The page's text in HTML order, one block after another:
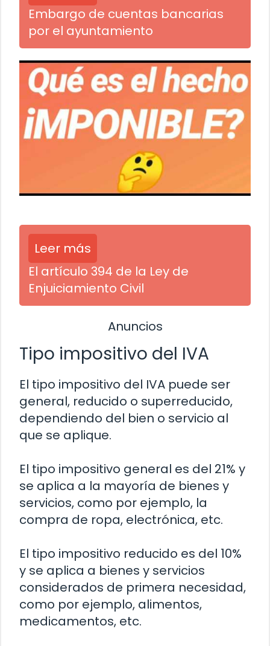
Embargo de cuentas bancarias
por el ayuntamiento
Leer más
El artículo 394 de la Ley de
Enjuiciamiento Civil
Anuncios
Tipo impositivo del IVA
El tipo impositivo del IVA puede ser
general, reducido o superreducido,
dependiendo del bien o servicio al
que se aplique.
El tipo impositivo general es del 21% y
se aplica a la mayoría de bienes y
servicios, como por ejemplo, la
compra de ropa, electrónica, etc.
El tipo impositivo reducido es del 10%
y se aplica a bienes y servicios
considerados de primera necesidad,
como por ejemplo, alimentos,
medicamentos, etc.